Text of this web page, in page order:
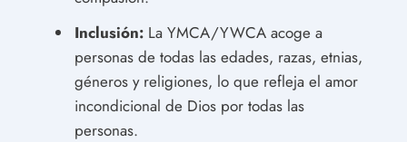
Inclusión: La YMCA/YWCA acoge a
personas de todas las edades, razas, etnias,
géneros y religiones, lo que refleja el amor
incondicional de Dios por todas las
personas.